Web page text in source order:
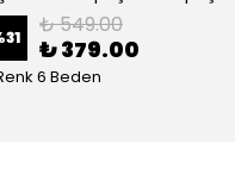
31 ₺ 549.00
₺ 379.00
6 Beden